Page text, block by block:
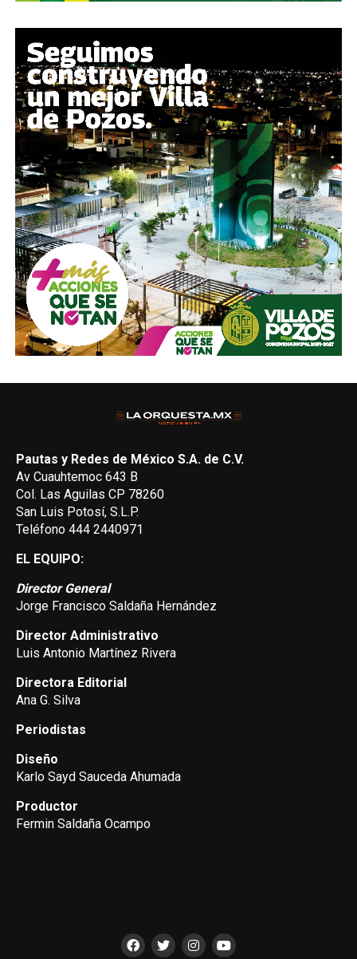
Pautas y Redes de México S.A. de C.V.
Av Cuauhtemoc 643 B
Col. Las Aguilas CP 78260
San Luis Potosí, S.L.P.
Teléfono 444 2440971
EL EQUIPO:
Director General
Jorge Francisco Saldaña Hernández
Director Administrativo
Luis Antonio Martínez Rivera
Directora Editorial
Ana G. Silva
Periodistas
Diseño
Karlo Sayd Sauceda Ahumada
Productor
Fermin Saldaña Ocampo